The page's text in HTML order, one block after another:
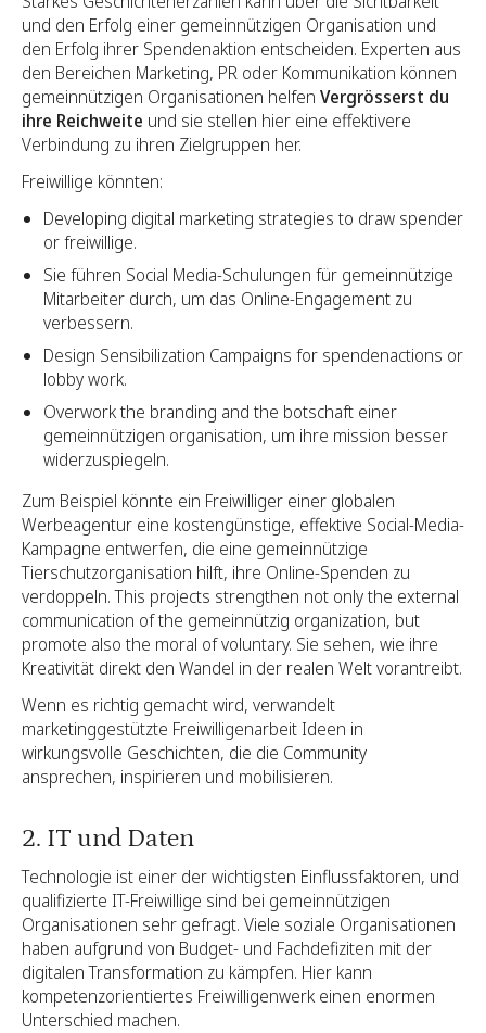
und den Erfolg einer gemeinnützigen Organisation und
den Erfolg ihrer Spendenaktion entscheiden. Experten aus
den Bereichen Marketing, PR oder Kommunikation können
gemeinnützigen Organisationen helfen Vergrösserst du
ihre Reichweite und sie stellen hier eine effektivere
Verbindung zu ihren Zielgruppen her.
Freiwillige könnten:
Developing digital marketing strategies to draw spender
or freiwillige.
Sie führen Social Media-Schulungen für gemeinnützige
Mitarbeiter durch, um das Online-Engagement zu
verbessern.
Design Sensibilization Campaigns for spendenactions or
lobby work.
Overwork the branding and the botschaft einer
gemeinnützigen organisation, um ihre mission besser
widerzuspiegeln.
Zum Beispiel könnte ein Freiwilliger einer globalen
Werbeagentur eine kostengünstige, effektive Social-Media-
Kampagne entwerfen, die eine gemeinnützige
Tierschutzorganisation hilft, ihre Online-Spenden zu
verdoppeln. This projects strengthen not only the external
communication of the gemeinnützig organization, but
promote also the moral of voluntary. Sie sehen, wie ihre
Kreativität direkt den Wandel in der realen Welt vorantreibt.
Wenn es richtig gemacht wird, verwandelt
marketinggestützte Freiwilligenarbeit Ideen in
wirkungsvolle Geschichten, die die Community
ansprechen, inspirieren und mobilisieren.
2. IT und Daten
Technologie ist einer der wichtigsten Einflussfaktoren, und
qualifizierte IT-Freiwillige sind bei gemeinnützigen
Organisationen sehr gefragt. Viele soziale Organisationen
haben aufgrund von Budget- und Fachdefiziten mit der
digitalen Transformation zu kämpfen. Hier kann
kompetenzorientiertes Freiwilligenwerk einen enormen
Unterschied machen.